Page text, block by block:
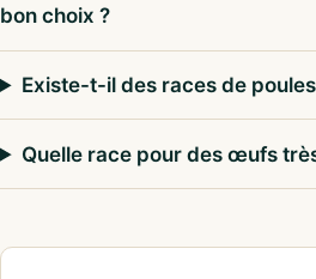
bon choix ?
Existe-t-il des races de
Quelle race pour des œufs